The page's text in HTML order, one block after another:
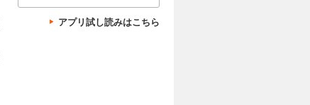
アプリ試し読みはこちら